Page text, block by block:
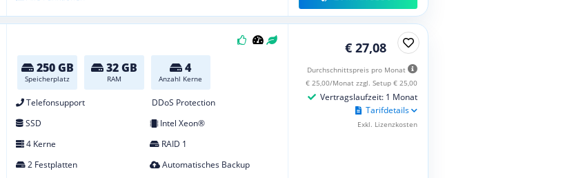
250 GB
Speicherplatz
32 GB
RAM
4
Anzahl Kerne
Telefonsupport
DDoS Protection
SSD
Intel Xeon®
4 Kerne
RAID 1
2 Festplatten
Automatisches Backup
€ 27,08
Durchschnittspreis pro Monat
€ 25,00/Monat zzgl. Setup € 25,00
Vertragslaufzeit: 1 Monat
Tarifdetails
Exkl. Lizenzkosten